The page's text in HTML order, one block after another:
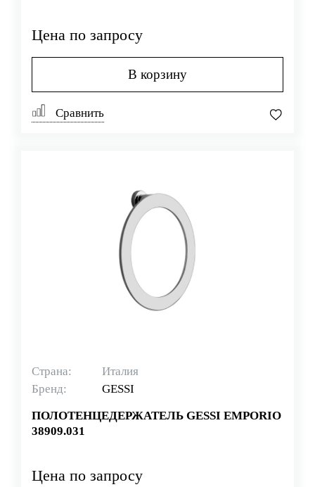
Цена по запросу
В корзину
Сравнить
Страна:
Италия
Бренд:
GESSI
ПОЛОТЕНЦЕДЕРЖАТЕЛЬ GESSI EMPORIO
38909.031
Цена по запросу